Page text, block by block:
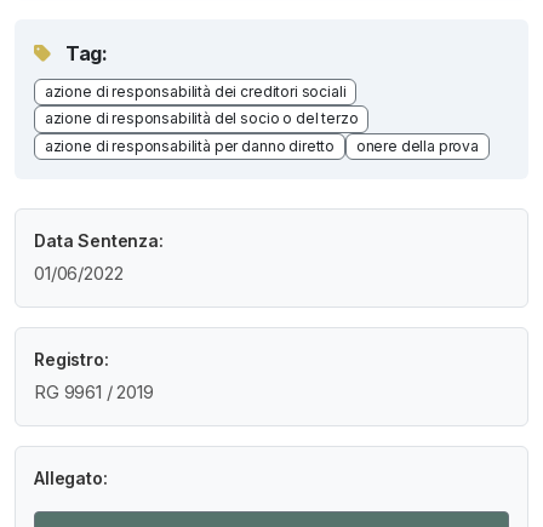
Tag:
azione di responsabilità dei creditori sociali
azione di responsabilità del socio o del terzo
azione di responsabilità per danno diretto
onere della prova
Data Sentenza:
01/06/2022
Registro:
RG 9961 / 2019
Allegato: